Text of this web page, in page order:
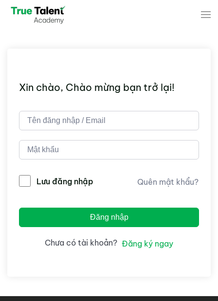
Xin chào, Chào mừng bạn trở lại!
Lưu đăng nhập Quên mật khẩu?
Đăng nhập
Chưa có tài khoản? Đăng ký ngay